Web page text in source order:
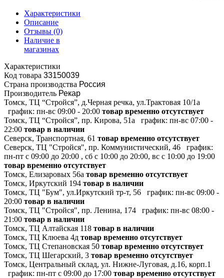
Характеристики
Описание
Отзывы (0)
Наличие в
магазинах
Характеристики
Код товара 33150039
Страна производства Россия
Производитель Рекар
Томск, ТЦ “Стройся”, д.Черная речка, ул.Трактовая 10/1а
график: пн-вс 09:00 - 20:00 товар временно отсутствует
Томск, ТЦ “Стройся”, пр. Кирова, 51а
график: пн-вс 07:00 -
22:00 товар в наличии
Северск, Транспортная, 61 товар временно отсутствует
Северск, ТЦ "Стройся", пр. Коммунистический, 46
график:
пн-пт с 09:00 до 20:00 , сб с 10:00 до 20:00, вс с 10:00 до 19:00
товар временно отсутствует
Томск, Елизаровых 56а товар временно отсутствует
Томск, Иркутский 194 товар в наличии
Томск, ТЦ "Бум", ул.Иркутский тр-т, 56
график: пн-вс 09:00 -
20:00 товар в наличии
Томск, ТЦ "Стройся", пр. Ленина, 174
график: пн-вс 08:00 -
21:00 товар в наличии
Томск, ТЦ Алтайская 118 товар в наличии
Томск, ТЦ Клюева 4д товар временно отсутствует
Томск, ТЦ Степановская 50 товар временно отсутствует
Томск, ТЦ Шегарский, 3 товар временно отсутствует
Томск, Центральный склад, ул. Нижне-Луговая, д.16, корп.1
график: пн-пт с 09:00 до 17:00 товар временно отсутствует